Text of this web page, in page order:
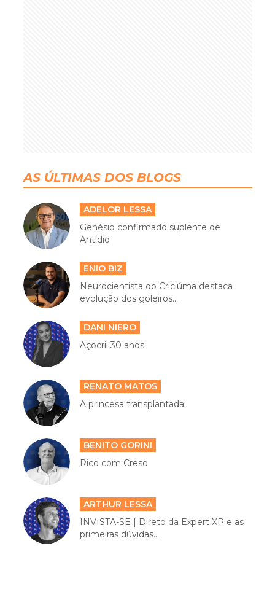
AS ÚLTIMAS DOS BLOGS
ADELOR LESSA
Genésio confirmado suplente de
Antídio
ENIO BIZ
Neurocientista do Criciúma destaca
evolução dos goleiros...
DANI NIERO
Açocril 30 anos
RENATO MATOS
A princesa transplantada
BENITO GORINI
Rico com Creso
ARTHUR LESSA
INVISTA-SE | Direto da Expert XP e as
primeiras dúvidas...